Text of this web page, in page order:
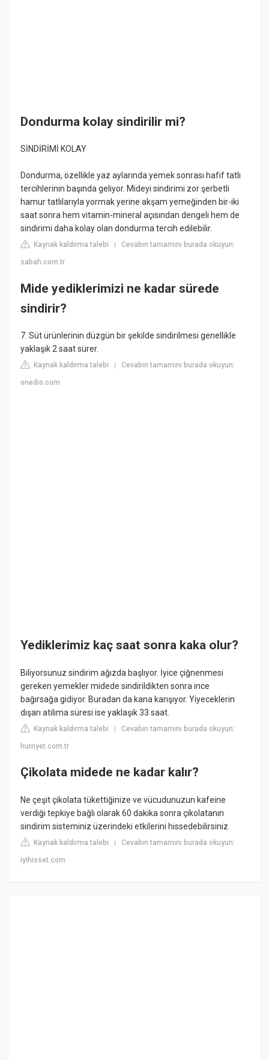
Dondurma kolay sindirilir mi?
SİNDİRİMİ KOLAY
Dondurma, özellikle yaz aylarında yemek sonrası hafif tatlı
tercihlerinin başında geliyor. Mideyi sindirimi zor şerbetli
hamur tatlılarıyla yormak yerine akşam yemeğinden bir-iki
saat sonra hem vitamin-mineral açısından dengeli hem de
sindirimi daha kolay olan dondurma tercih edilebilir.
Kaynak kaldırma talebi |Cevabın tamamını burada okuyun:
sabah.com.tr
Mide yediklerimizi ne kadar sürede
sindirir?
7. Süt ürünlerinin düzgün bir şekilde sindirilmesi genellikle
yaklaşık 2 saat sürer.
Kaynak kaldırma talebi |Cevabın tamamını burada okuyun:
onedio.com
Yediklerimiz kaç saat sonra kaka olur?
Biliyorsunuz sindirim ağızda başlıyor. İyice çiğnenmesi
gereken yemekler midede sindirildikten sonra ince
bağırsağa gidiyor. Buradan da kana karışıyor. Yiyeceklerin
dışarı atılıma süresi ise yaklaşık 33 saat.
Kaynak kaldırma talebi |Cevabın tamamını burada okuyun:
hurriyet.com.tr
Çikolata midede ne kadar kalır?
Ne çeşit çikolata tükettiğinize ve vücudunuzun kafeine
verdiği tepkiye bağlı olarak 60 dakika sonra çikolatanın
sindirim sisteminiz üzerindeki etkilerini hissedebilirsiniz.
Kaynak kaldırma talebi |Cevabın tamamını burada okuyun:
iyihisset.com